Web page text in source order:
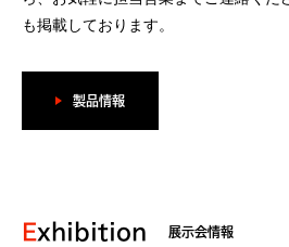
も掲載しております。
製品情報
Exhibition 展示会情報